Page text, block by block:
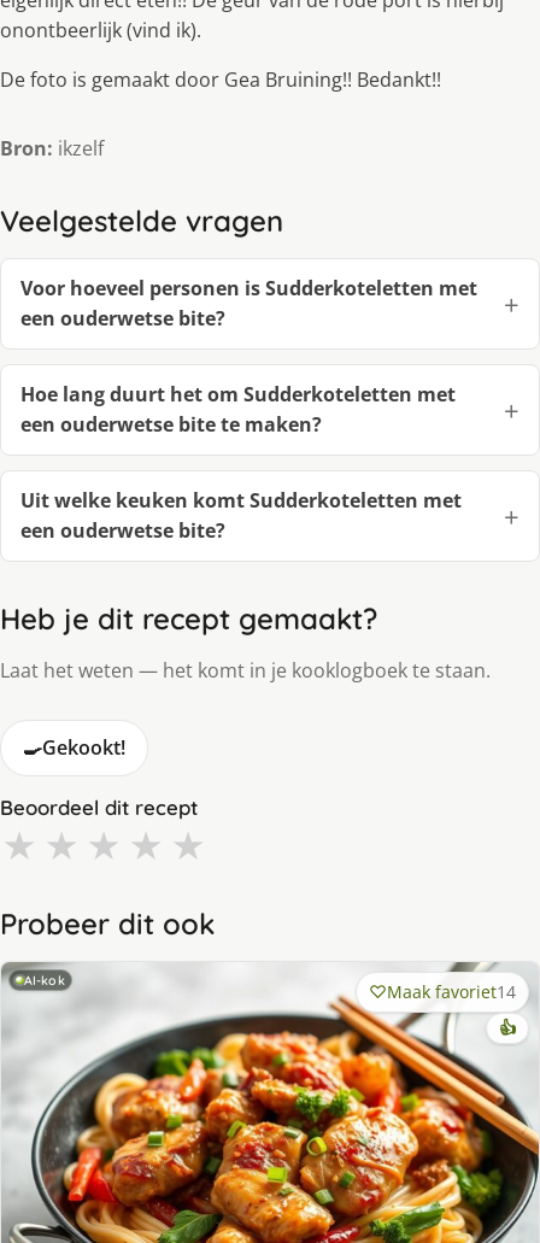
onontbeerlijk (vind ik).
De foto is gemaakt door Gea Bruining!! Bedankt!!
Bron: ikzelf
Veelgestelde vragen
Voor hoeveel personen is Sudderkoteletten met
een ouderwetse bite?
Hoe lang duurt het om Sudderkoteletten met
een ouderwetse bite te maken?
Uit welke keuken komt Sudderkoteletten met
een ouderwetse bite?
Heb je dit recept gemaakt?
Laat het weten — het komt in je kooklogboek te staan.
🍳Gekookt!
Beoordeel dit recept
★ ★ ★ ★ ★
Probeer dit ook
AI-kok Maak favoriet14
👍